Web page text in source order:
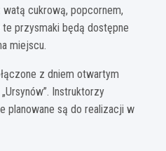
cukrową, popcornem,
przysmaki będą dostępne
miejscu.
z dniem otwartym
Instruktorzy
planowane są do realizacji w